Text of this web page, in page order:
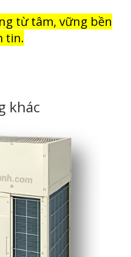
từ tâm, vững bền
tin.
khác